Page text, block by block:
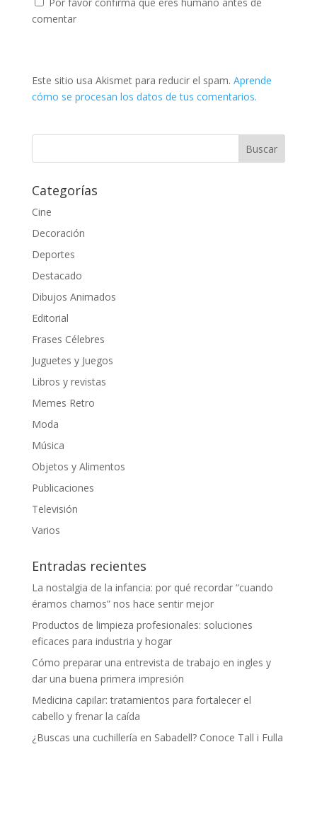
Por favor confirma que eres humano antes de
comentar
Este sitio usa Akismet para reducir el spam. Aprende
cómo se procesan los datos de tus comentarios.
Categorías
Cine
Decoración
Deportes
Destacado
Dibujos Animados
Editorial
Frases Célebres
Juguetes y Juegos
Libros y revistas
Memes Retro
Moda
Música
Objetos y Alimentos
Publicaciones
Televisión
Varios
Entradas recientes
La nostalgia de la infancia: por qué recordar “cuando
éramos chamos” nos hace sentir mejor
Productos de limpieza profesionales: soluciones
eficaces para industria y hogar
Cómo preparar una entrevista de trabajo en ingles y
dar una buena primera impresión
Medicina capilar: tratamientos para fortalecer el
cabello y frenar la caída
¿Buscas una cuchillería en Sabadell? Conoce Tall i Fulla